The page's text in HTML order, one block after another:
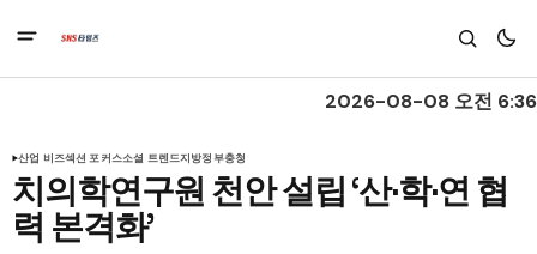
2026-08-08 오전 6:36
산업 비즈섹션 포커스소셜 트렌드지방정부충청
치의학연구원 천안 설립 ‘산·학·연 협
력 본격화’